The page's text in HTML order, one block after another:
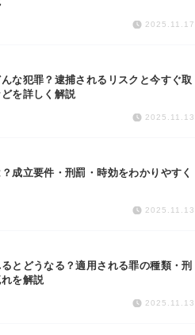
2025.11.17
な犯罪？逮捕されるリスクと今すぐ取
を詳しく解説
2025.11.13
成立要件・刑罰・時効をわかりやすく
2025.11.13
とどうなる？適用される罪の種類・刑
を解説
2025.11.13